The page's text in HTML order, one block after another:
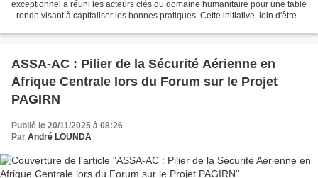
exceptionnel a réuni les acteurs clés du domaine humanitaire pour une table
- ronde visant à capitaliser les bonnes pratiques. Cette initiative, loin d'être
ASSA-AC : Pilier de la Sécurité Aérienne en
Afrique Centrale lors du Forum sur le Projet
PAGIRN
Publié le 20/11/2025 à 08:26
Par André LOUNDA